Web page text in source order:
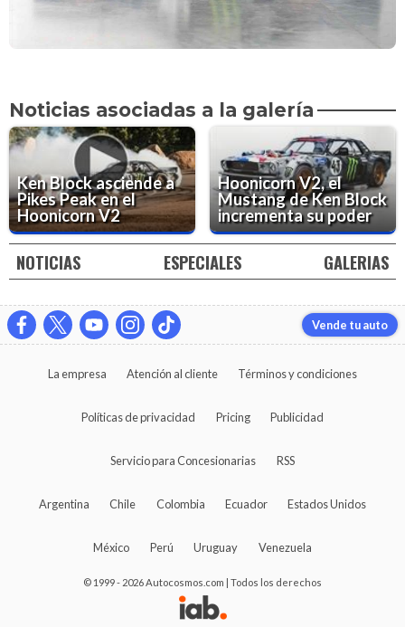
Noticias asociadas a la galería
Ken Block asciende a
Pikes Peak en el
Hoonicorn V2
Hoonicorn V2, el
Mustang de Ken Block
incrementa su poder
NOTICIAS ESPECIALES GALERIAS
Vende tu auto
La empresa Atención al cliente Términos y condiciones
Políticas de privacidad Pricing Publicidad
Servicio para Concesionarias RSS
Argentina Chile Colombia Ecuador Estados Unidos
México Perú Uruguay Venezuela
© 1999 - 2026 Autocosmos.com | Todos los derechos